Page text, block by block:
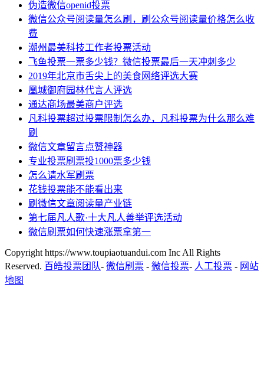
伪造微信openid投票
微信公众号阅读量怎么刷，刷公众号阅读量价格怎么收
费
潮州最美科技工作者投票活动
飞鱼投票一票多少钱？微信投票最后一天冲刺多少
2019年北京市舌尖上的美食网络评选大赛
凰城御府园林代言人评选
通达商场最美商户评选
凡科投票超过投票限制怎么办，凡科投票为什么那么难
刷
微信文章留言点赞神器
专业投票刷票投1000票多少钱
怎么请水军刷票
花钱投票能不能看出来
刷微信文章阅读量产业链
第七届凡人歌·十大凡人善举评选活动
微信刷票如何快速涨票拿第一
Copyright https://www.toupiaotuandui.com Inc All Rights
Reserved. 百皓投票团队- 微信刷票 - 微信投票- 人工投票 - 网站
地图